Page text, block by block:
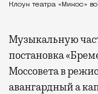
Клоун театра «Микос»
Музыкальную
постановка
Моссовета в
авангардный а